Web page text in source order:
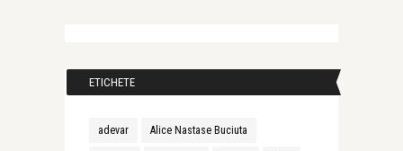
ETICHETE
adevar Alice Nastase Buciuta